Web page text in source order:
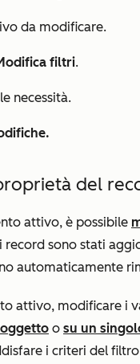
da modificare.
filtri.
necessità.
.
del
attivo, è possibile
record sono stati
automaticamente
attivo, modificare i
o su un
i criteri del